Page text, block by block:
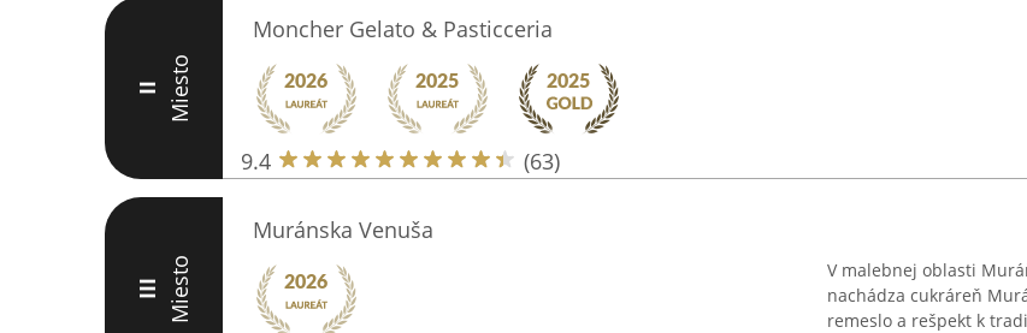
II Miesto
Moncher Gelato & Pasticceria
9.4 (63)
III Miesto
Muránska Venuša
V malebnej oblasti
nachádza cukráreň
remeslo a rešpekt k